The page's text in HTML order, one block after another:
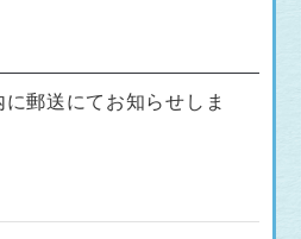
郵送にてお知らせしま